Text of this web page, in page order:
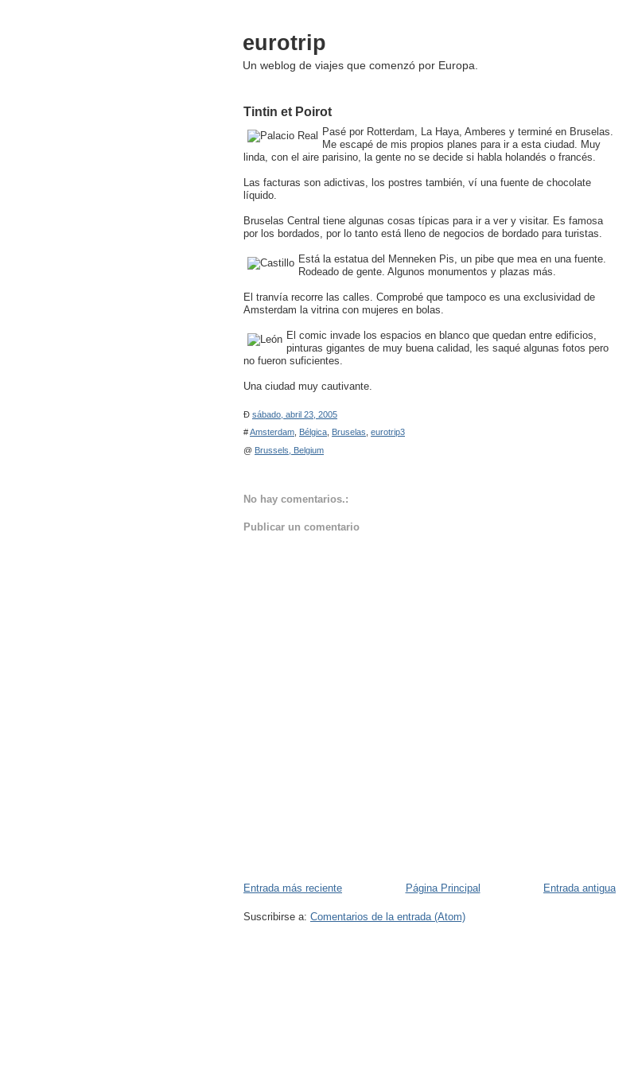
eurotrip
Un weblog de viajes que comenzó por Europa.
Tintin et Poirot
Pasé por Rotterdam, La Haya, Amberes y terminé en Bruselas.
Me escapé de mis propios planes para ir a esta ciudad. Muy
linda, con el aire parisino, la gente no se decide si habla holandés o francés.
Las facturas son adictivas, los postres también, ví una fuente de chocolate
líquido.
Bruselas Central tiene algunas cosas típicas para ir a ver y visitar. Es famosa
por los bordados, por lo tanto está lleno de negocios de bordado para turistas.
Está la estatua del Menneken Pis, un pibe que mea en una fuente.
Rodeado de gente. Algunos monumentos y plazas más.
El tranvía recorre las calles. Comprobé que tampoco es una exclusividad de
Amsterdam la vitrina con mujeres en bolas.
El comic invade los espacios en blanco que quedan entre edificios,
pinturas gigantes de muy buena calidad, les saqué algunas fotos pero
no fueron suficientes.
Una ciudad muy cautivante.
Ð sábado, abril 23, 2005
#Amsterdam, Bélgica, Bruselas, eurotrip3
@ Brussels, Belgium
No hay comentarios.:
Publicar un comentario
Entrada más reciente Entrada antigua
Página Principal
Suscribirse a: Comentarios de la entrada (Atom)